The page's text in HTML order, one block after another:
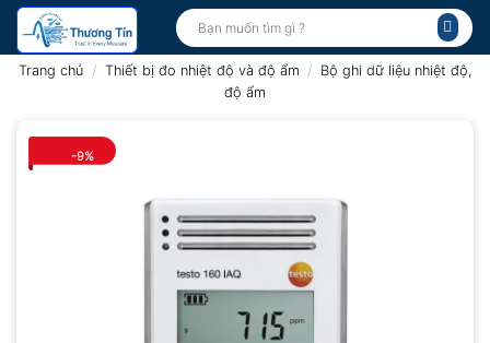
Bỏ
qua
nội
Tìm
kiếm:
Trang chủ / Thiết bị đo nhiệt độ và độ ẩm / Bộ ghi dữ liệu nhiệt độ,
độ ẩm
-9%